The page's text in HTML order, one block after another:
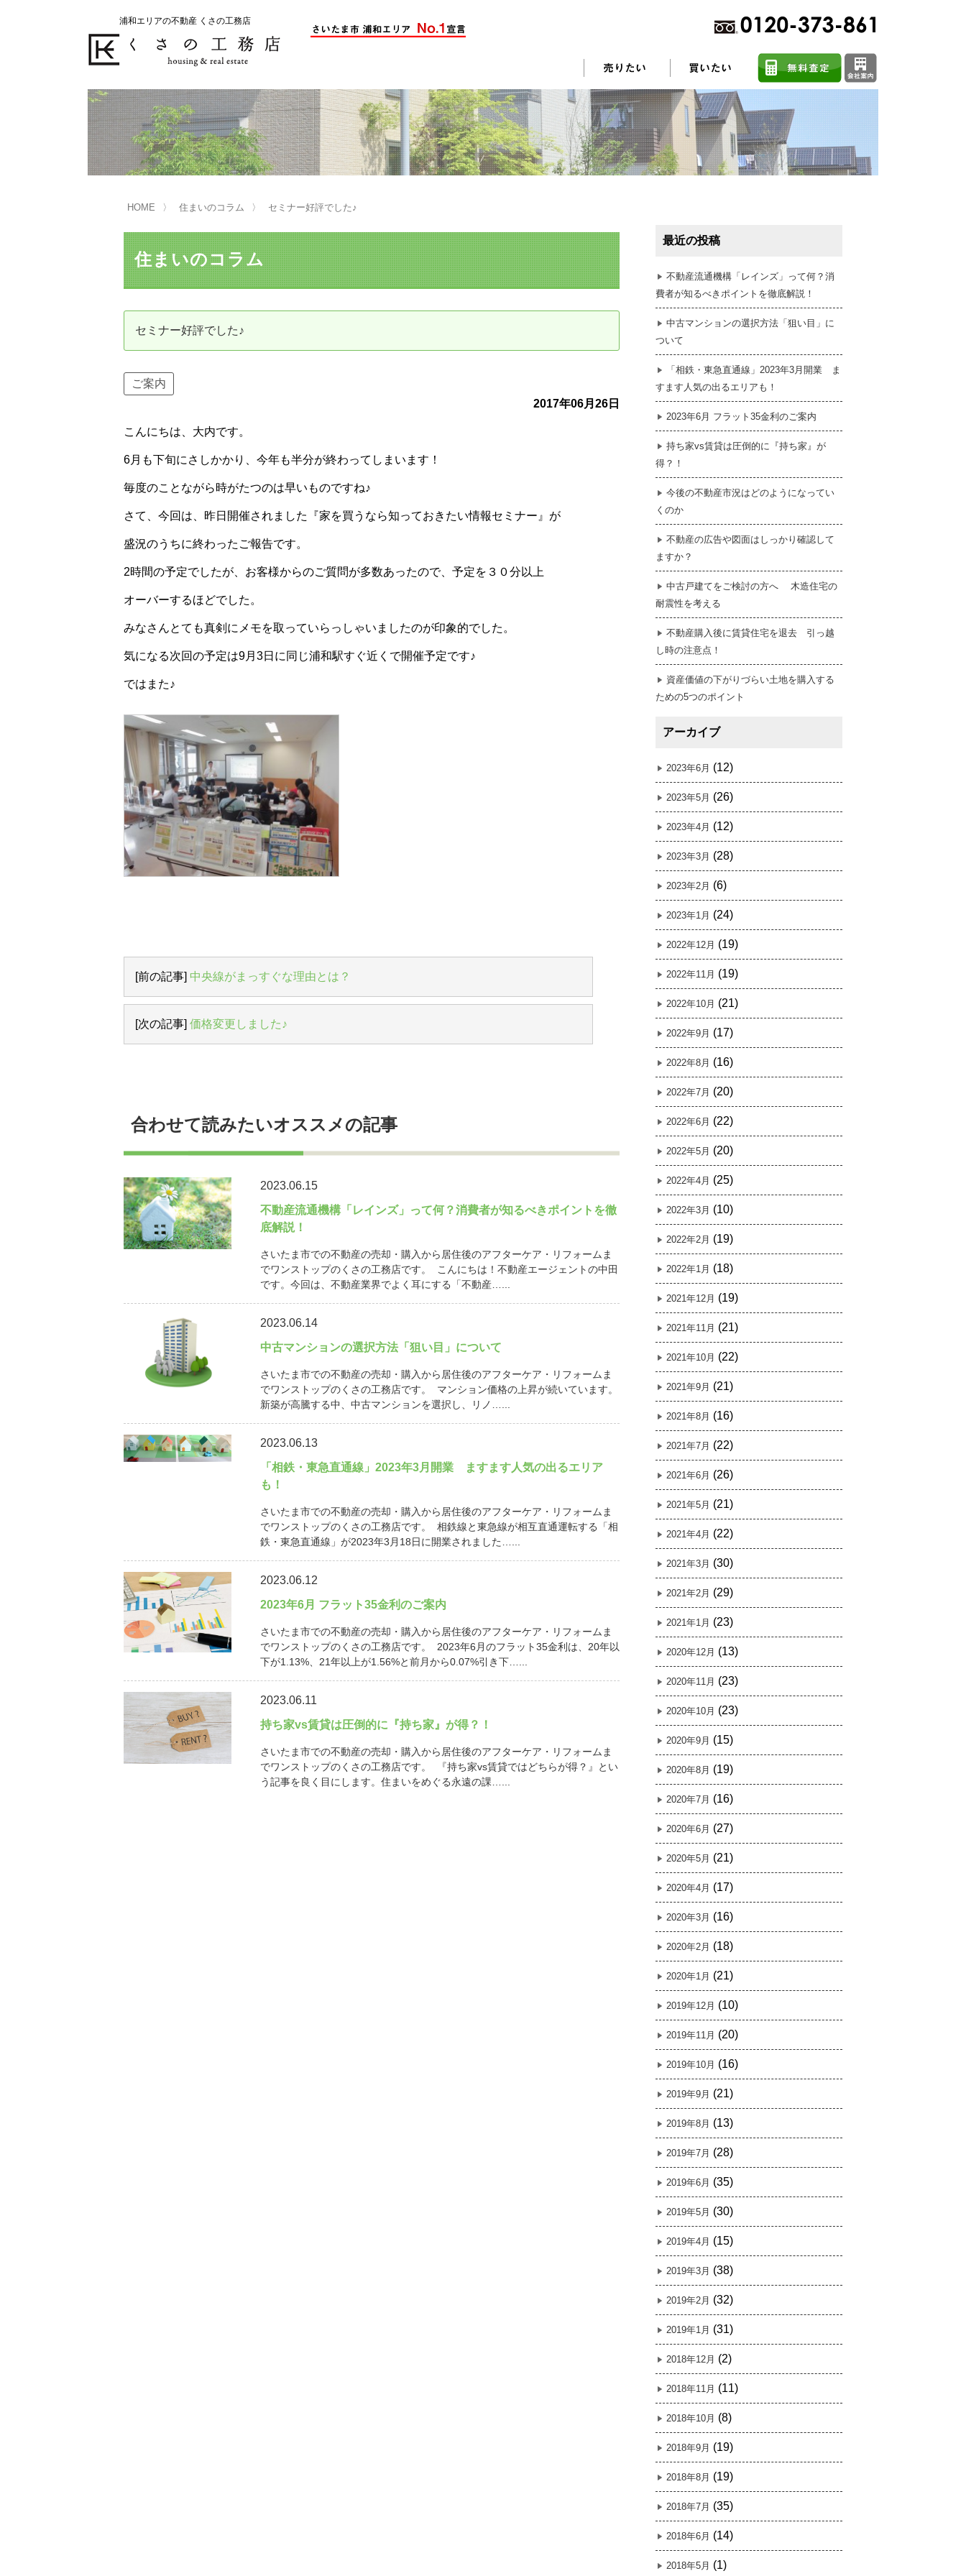
浦和エリアの不動産 くさの工務店
不動産の売却をお考えのお客様
くさの工務店が選ばれる理由 売却活動 売却されたお客様の声 不動産売却に関するよくある質問
買い替えサポート はじめての売却 不動産売却成功のコツ 任意売却
不動産の相続 売却前の修繕・リフォーム
売却の流れ（手順）
不動産売却の詳しい流れ 売買契約のご締結
不動産の引き渡し
不動産の購入をお考えのお客様
くさの工務店が選ばれる理由 購入されたお客様の声 不動産購入に関するよくある質問
住宅ローン控除・消費税について
リニュアル仲介とは
資産価値の減りにくい住宅購入 中古だから安心して購入できる仕組み リニュアル仲介で実現する豊かな暮らし はじめての物件探し
HOME 住まいのコラム セミナー好評でした♪
住まいのコラム
セミナー好評でした♪
ご案内
2017年06月26日
こんにちは、大内です。
6月も下旬にさしかかり、今年も半分が終わってしまいます！
毎度のことながら時がたつのは早いものですね♪
さて、今回は、昨日開催されました『家を買うなら知っておきたい情報セミナー』が
盛況のうちに終わったご報告です。
2時間の予定でしたが、お客様からのご質問が多数あったので、予定を３０分以上
オーバーするほどでした。
みなさんとても真剣にメモを取っていらっしゃいましたのが印象的でした。
気になる次回の予定は9月3日に同じ浦和駅すぐ近くで開催予定です♪
ではまた♪
[前の記事] 中央線がまっすぐな理由とは？
[次の記事] 価格変更しました♪
合わせて読みたいオススメの記事
2023.06.15
不動産流通機構「レインズ」って何？消費者が知るべきポイントを徹
底解説！
さいたま市での不動産の売却・購入から居住後のアフターケア・リフォームま
でワンストップのくさの工務店です。 こんにちは！不動産エージェントの中田
です。今回は、不動産業界でよく耳にする「不動産…...
2023.06.14
中古マンションの選択方法「狙い目」について
さいたま市での不動産の売却・購入から居住後のアフターケア・リフォームま
でワンストップのくさの工務店です。 マンション価格の上昇が続いています。
新築が高騰する中、中古マンションを選択し、リノ…...
2023.06.13
「相鉄・東急直通線」2023年3月開業 ますます人気の出るエリア
も！
さいたま市での不動産の売却・購入から居住後のアフターケア・リフォームま
でワンストップのくさの工務店です。 相鉄線と東急線が相互直通運転する「相
鉄・東急直通線」が2023年3月18日に開業されました…...
2023.06.12
2023年6月 フラット35金利のご案内
さいたま市での不動産の売却・購入から居住後のアフターケア・リフォームま
でワンストップのくさの工務店です。 2023年6月のフラット35金利は、20年以
下が1.13%、21年以上が1.56%と前月から0.07%引き下…...
2023.06.11
持ち家vs賃貸は圧倒的に『持ち家』が得？！
さいたま市での不動産の売却・購入から居住後のアフターケア・リフォームま
でワンストップのくさの工務店です。 『持ち家vs賃貸ではどちらが得？』とい
う記事を良く目にします。住まいをめぐる永遠の課…...
最近の投稿
不動産流通機構「レインズ」って何？消
費者が知るべきポイントを徹底解説！
中古マンションの選択方法「狙い目」に
ついて
「相鉄・東急直通線」2023年3月開業 ま
すます人気の出るエリアも！
2023年6月 フラット35金利のご案内
持ち家vs賃貸は圧倒的に『持ち家』が
得？！
今後の不動産市況はどのようになってい
くのか
不動産の広告や図面はしっかり確認して
ますか？
中古戸建てをご検討の方へ 木造住宅の
耐震性を考える
不動産購入後に賃貸住宅を退去 引っ越
し時の注意点！
資産価値の下がりづらい土地を購入する
ための5つのポイント
アーカイブ
2023年6月 (12)
2023年5月 (26)
2023年4月 (12)
2023年3月 (28)
2023年2月 (6)
2023年1月 (24)
2022年12月 (19)
2022年11月 (19)
2022年10月 (21)
2022年9月 (17)
2022年8月 (16)
2022年7月 (20)
2022年6月 (22)
2022年5月 (20)
2022年4月 (25)
2022年3月 (10)
2022年2月 (19)
2022年1月 (18)
2021年12月 (19)
2021年11月 (21)
2021年10月 (22)
2021年9月 (21)
2021年8月 (16)
2021年7月 (22)
2021年6月 (26)
2021年5月 (21)
2021年4月 (22)
2021年3月 (30)
2021年2月 (29)
2021年1月 (23)
2020年12月 (13)
2020年11月 (23)
2020年10月 (23)
2020年9月 (15)
2020年8月 (19)
2020年7月 (16)
2020年6月 (27)
2020年5月 (21)
2020年4月 (17)
2020年3月 (16)
2020年2月 (18)
2020年1月 (21)
2019年12月 (10)
2019年11月 (20)
2019年10月 (16)
2019年9月 (21)
2019年8月 (13)
2019年7月 (28)
2019年6月 (35)
2019年5月 (30)
2019年4月 (15)
2019年3月 (38)
2019年2月 (32)
2019年1月 (31)
2018年12月 (2)
2018年11月 (11)
2018年10月 (8)
2018年9月 (19)
2018年8月 (19)
2018年7月 (35)
2018年6月 (14)
2018年5月 (1)